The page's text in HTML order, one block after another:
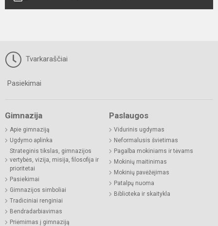
Tvarkaraščiai
Pasiekimai
Gimnazija
Apie gimnaziją
Ugdymo aplinka
Strateginis tikslas, gimnazijos
vertybės, vizija, misija, filosofija ir
prioritetai
Pasiekimai
Gimnazijos simboliai
Tradiciniai renginiai
Bendradarbiavimas
Priėmimas į gimnaziją
Paslaugos
Vidurinis ugdymas
Neformalusis švietimas
Pagalba mokiniams ir tėvams
Mokinių maitinimas
Mokinių pavėžėjimas
Patalpų nuoma
Biblioteka ir skaitykla